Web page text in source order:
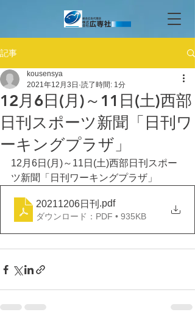
記事
12月6日(月)～11日(土)西部
日刊スポーツ新聞「日刊ワ
ーキングプラザ」
kousensya
2021年12月3日 読了時間: 1分
12月6日(月)～11日(土)西部日刊スポー
ツ新聞「日刊ワーキングプラザ」
20211206日刊 .pdf
ダウンロード：PDF • 935KB